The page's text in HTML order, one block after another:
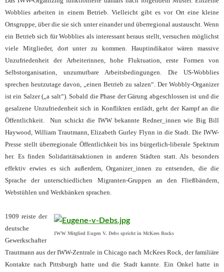
Wobblies arbeiten in einem Betrieb. Vielleicht gibt es vor Ort eine kleine
Ortsgruppe, über die sie sich unter einander und überregional austauscht. Wenn
ein Betrieb sich für Wobblies als interessant heraus stellt, versuchen möglichst
viele Mitglieder, dort unter zu kommen. Hauptindikator wären massive
Unzufriedenheit der Arbeiterinnen, hohe Fluktuation, erste Formen von
Selbstorganisation, unzumutbare Arbeitsbedingungen. Die US-Wobblies
sprechen heutzutage davon, „einen Betrieb zu salzen“. Der Wobbly-Organizer
ist ein Salzer („a salt“). Sobald die Phase der Gärung abgeschlossen ist und die
gesalzene Unzufriedenheit sich in Konflikten entlädt, geht der Kampf an die
Öffentlichkeit. Nun schickt die IWW bekannte Redner_innen wie Big Bill
Haywood, William Trautmann, Elizabeth Gurley Flynn in die Stadt. Die IWW-
Presse stellt überregionale Öffentlichkeit bis ins bürgerlich-liberale Spektrum
her. Es finden Solidaritätsaktionen in anderen Städten statt. Als besonders
effektiv erwies es sich außerdem, Organizer_innen zu entsenden, die die
Sprache der unterschiedlichen Migranten-Gruppen an den Fließbändern,
Webstühlen und Werkbänken sprachen.
IWW Mitglied Eugen V. Debs spricht in McKees Rocks
1909 reiste der
deutsche
Gewerkschafter
Trautmann aus der IWW-Zentrale in Chicago nach McKees Rock, der familiäre
Kontakte nach Pittsburgh hatte und die Stadt kannte. Ein Onkel hatte in